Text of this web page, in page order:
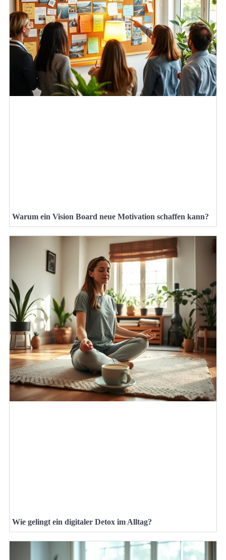
Warum ein Vision Board neue Motivation schaffen kann?
Wie gelingt ein digitaler Detox im Alltag?